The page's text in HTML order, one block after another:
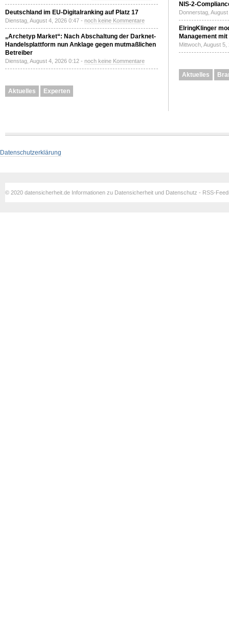
Deutschland im EU-Digitalranking auf Platz 17
Dienstag, August 4, 2026 0:47 - noch keine Kommentare
„Archetyp Market“: Nach Abschaltung der Darknet-
Handelsplattform nun Anklage gegen mutmaßlichen
Betreiber
Dienstag, August 4, 2026 0:12 - noch keine Kommentare
Aktuelles Experten
NIS-2-
Donnerstag,
ElringKlinger
Management
Mittwoch, August
Aktuelles
Datenschutzerklärung
© 2020 datensicherheit.de Informationen zu Datensicherheit und Datenschutz - RSS-